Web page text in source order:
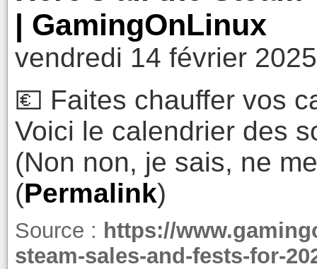
| GamingOnLinux
vendredi 14 février
💶 Faites chauffer vos
Voici le calendrier des
(Non non, je sais, ne
(Permalink)
Source : https://
steam-sales-and-fests-for-